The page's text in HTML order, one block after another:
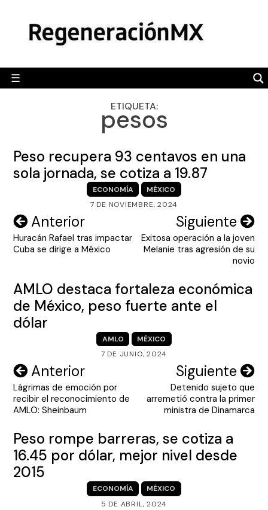
content
☰
POLÍTICA
CAMALEÓN
OPINIÓN
ENGLISH SECTION
VIDEOS
ETIQUETA:
pesos
Peso recupera 93 centavos en una
sola jornada, se cotiza a 19.87
ECONOMÍA
MÉXICO
7 DE NOVIEMBRE, 2024
Navegación
de
Anterior
Huracán Rafael tras impactar
Cuba se dirige a México
Siguiente
Exitosa operación a la joven
Melanie tras agresión de su
novio
AMLO destaca fortaleza económica
de México, peso fuerte ante el
dólar
AMLO
MÉXICO
7 DE JUNIO, 2024
Navegación
de
entradas
Anterior
Lágrimas de emoción por
recibir el reconocimiento de
AMLO: Sheinbaum
Siguiente
Detenido sujeto que
arremetió contra la primer
ministra de Dinamarca
Peso rompe barreras, se cotiza a
16.45 por dólar, mejor nivel desde
2015
ECONOMÍA
MÉXICO
5 DE ABRIL, 2024